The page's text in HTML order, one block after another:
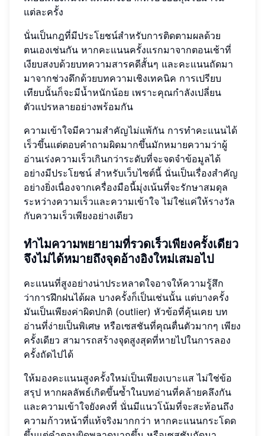
แต่ละครั้ง
นั่นเป็นกฎที่มีประโยชน์สำหรับการติดตามผลด้วย
ตนเองเช่นกัน หากคะแนนครั้งแรกมาจากตอนเช้าที่
เงียบสงบด้วยบทความสารคดีสั้นๆ และคะแนนถัดมา
มาจากช่วงดึกด้วยบทความเชิงเทคนิค การเปรียบ
เทียบนั้นก็จะมีน้ำหนักน้อย เพราะคุณกำลังเปลี่ยน
ตัวแปรหลายอย่างพร้อมกัน
ความเข้าใจมีความสำคัญไม่แพ้กัน การทำคะแนนได้
เร็วขึ้นแต่ตอบคำถามผิดมากขึ้นมักหมายความว่าผู้
อ่านเร่งความเร็วเกินกว่าระดับที่จะจดจำข้อมูลได้
อย่างมีประโยชน์ สำหรับเว็บไซต์นี้ นั่นเป็นเรื่องสำคัญ
อย่างยิ่งเนื่องจากเครื่องมือนี้มุ่งเน้นที่จะรักษาสมดุล
ระหว่างความเร็วและความเข้าใจ ไม่ใช่แค่ให้รางวัล
กับความเร็วเพียงอย่างเดียว
ทำไมความพยายามที่รวดเร็วเพียงครั้งเดียว
จึงไม่ได้หมายถึงจุดอ้างอิงใหม่เสมอไป
คะแนนที่สูงอย่างน่าประหลาดใจอาจให้ความรู้สึก
ว่าการฝึกฝนได้ผล บางครั้งก็เป็นเช่นนั้น แต่บางครั้ง
มันเป็นเพียงค่าผิดปกติ (outlier) หัวข้อที่คุ้นเคย บท
อ่านที่ง่ายเป็นพิเศษ หรือเซสชันที่คุณตื่นตัวมากๆ เพียง
ครั้งเดียว สามารถสร้างจุดสูงสุดที่หายไปในการลอง
ครั้งถัดไปได้
ให้มองคะแนนสูงครั้งใหม่เป็นเพียงเบาะแส ไม่ใช่ข้อ
สรุป หากผลลัพธ์เกิดขึ้นซ้ำในบทอ่านที่คล้ายคลึงกัน
และความเข้าใจยังคงที่ นั่นมีแนวโน้มที่จะสะท้อนถึง
ความก้าวหน้าที่แท้จริงมากกว่า หากคะแนนกระโดด